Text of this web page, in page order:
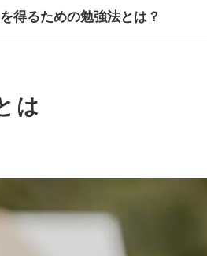
得るための勉強法とは？
は